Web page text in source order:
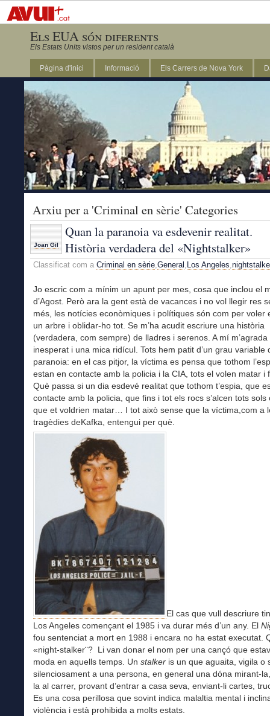
Els EUA són diferents
Els Estats Units vistos per un resident català
Pàgina d'inici Informació Els Carrers de Nova York
Arxiu per a 'Criminal en sèrie' Categories
Joan Gil
Quan la paranoia va esdevenir realitat.
Història verdadera del «Nightstalker»
Classificat com a Criminal en sèrie,General , Los Angeles,
Jo escric com a mínim un apunt per mes, cosa que inclou el
d’Agost. Però ara la gent està de vacances i no vol llegir res
més, les notícies econòmiques i polítiques són com per voler
un arbre i oblidar-ho tot. Se m’ha acudit escriure una història
(verdadera, com sempre) de lladres i serenos. A mí m’agrada
inesperat i una mica ridícul. Tots hem patit d’un grau variable
paranoia: en el cas pitjor, la víctima es pensa que tothom
estan en contacte amb la policia i la CIA, tots el volen matar i
Què passa si un dia esdevé realitat que tothom t’espia, que
contacte amb la policia, que fins i tot els rocs s’alcen tots sols
que et voldrien matar… I tot això sense que la víctima,com a
tragèdies deKafka, entengui per què.
El cas que vull descriure
Los Angeles començant el 1985 i va durar més d’un any. El
fou sentenciat a mort en 1988 i encara no ha estat executat.
«night-stalker¨? Li van donar el nom per una cançó que
moda en aquells temps. Un stalker is un que aguaita, vigila o
silenciosament a una persona, en general una dóna mirant-
la al carrer, provant d’entrar a casa seva, enviant-li cartes,
Es una cosa perillosa que sovint indica malaltia mental i
violència i està prohibida a molts estats.